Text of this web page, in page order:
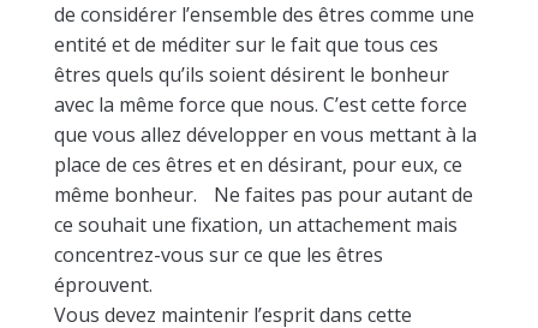
de considérer l’ensemble des êtres comme une
entité et de méditer sur le fait que tous ces
êtres quels qu’ils soient désirent le bonheur
avec la même force que nous. C’est cette force
que vous allez développer en vous mettant à la
place de ces êtres et en désirant, pour eux, ce
même bonheur. Ne faites pas pour autant de
ce souhait une fixation, un attachement mais
concentrez-vous sur ce que les êtres
éprouvent.
Vous devez maintenir l’esprit dans cette